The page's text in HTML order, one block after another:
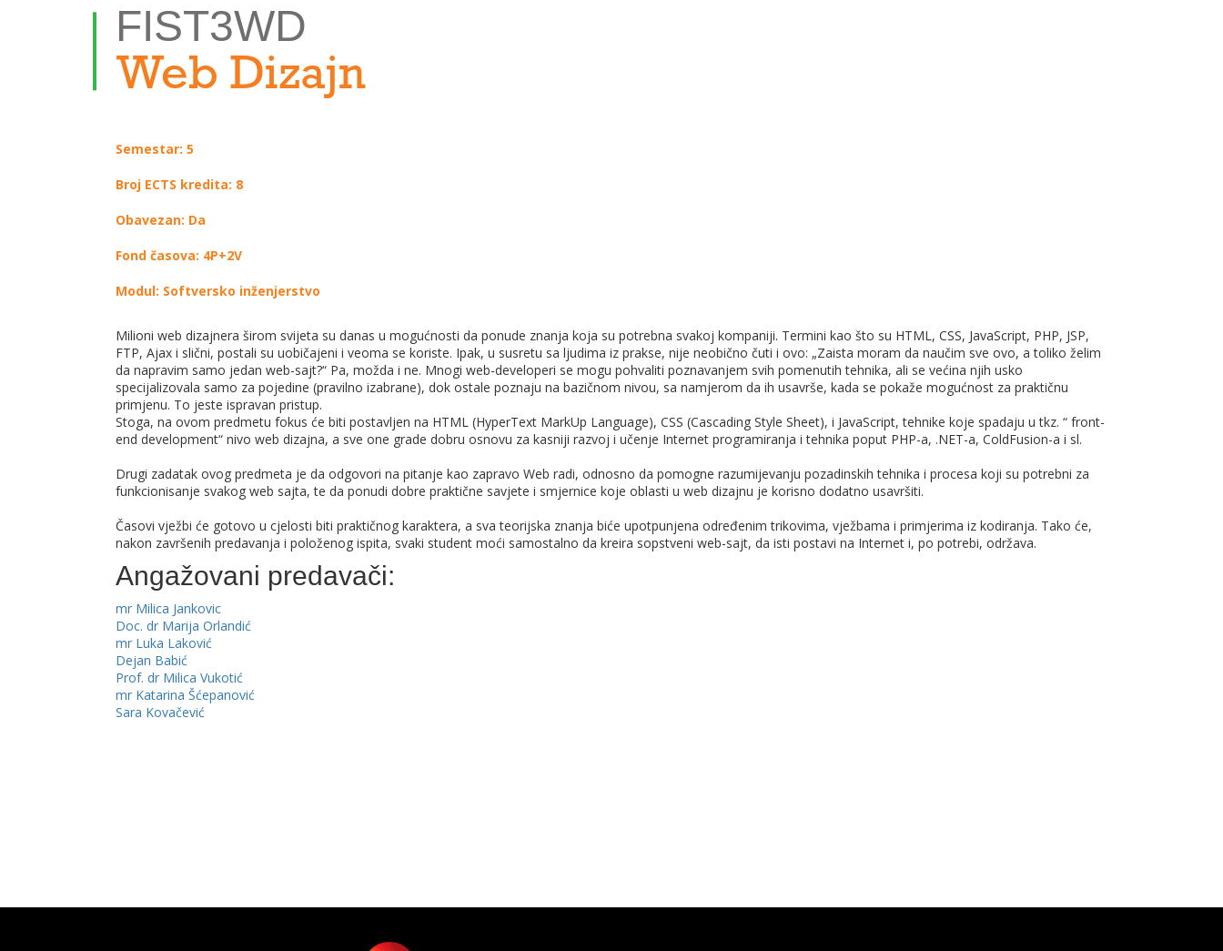
FIST3WD
Web Dizajn
Semestar: 5
Broj ECTS kredita: 8
Obavezan: Da
Fond časova: 4P+2V
Modul: Softversko inženjerstvo
Milioni web dizajnera širom svijeta su danas u mogućnosti da ponude znanja koja su potrebna svakoj kompaniji. Termini kao što su HTML, CSS, JavaScript, PHP, JSP,
FTP, Ajax i slični, postali su uobičajeni i veoma se koriste. Ipak, u susretu sa ljudima iz prakse, nije neobično čuti i ovo: „Zaista moram da naučim sve ovo, a toliko želim
da napravim samo jedan web-sajt?“ Pa, možda i ne. Mnogi web-developeri se mogu pohvaliti poznavanjem svih pomenutih tehnika, ali se većina njih usko
specijalizovala samo za pojedine (pravilno izabrane), dok ostale poznaju na bazičnom nivou, sa namjerom da ih usavrše, kada se pokaže mogućnost za praktičnu
primjenu. To jeste ispravan pristup.
Stoga, na ovom predmetu fokus će biti postavljen na HTML (HyperText MarkUp Language), CSS (Cascading Style Sheet), i JavaScript, tehnike koje spadaju u tkz. “ front-
end development“ nivo web dizajna, a sve one grade dobru osnovu za kasniji razvoj i učenje Internet programiranja i tehnika poput PHP-a, .NET-a, ColdFusion-a i sl.
Drugi zadatak ovog predmeta je da odgovori na pitanje kao zapravo Web radi, odnosno da pomogne razumijevanju pozadinskih tehnika i procesa koji su potrebni za
funkcionisanje svakog web sajta, te da ponudi dobre praktične savjete i smjernice koje oblasti u web dizajnu je korisno dodatno usavršiti.
Časovi vježbi će gotovo u cjelosti biti praktičnog karaktera, a sva teorijska znanja biće upotpunjena određenim trikovima, vježbama i primjerima iz kodiranja. Tako će,
nakon završenih predavanja i položenog ispita, svaki student moći samostalno da kreira sopstveni web-sajt, da isti postavi na Internet i, po potrebi, održava.
Angažovani predavači:
mr Milica Jankovic
Doc. dr Marija Orlandić
mr Luka Laković
Dejan Babić
Prof. dr Milica Vukotić
mr Katarina Šćepanović
Sara Kovačević